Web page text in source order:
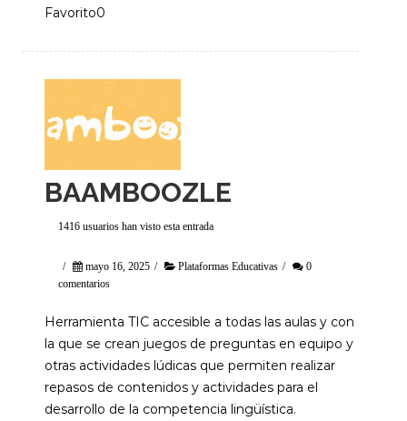
Favorito0
BAAMBOOZLE
1416 usuarios han visto esta entrada
/ mayo 16, 2025 / Plataformas Educativas /
0
comentarios
Herramienta TIC accesible a todas las aulas y con
la que se crean juegos de preguntas en equipo y
otras actividades lúdicas que permiten realizar
repasos de contenidos y actividades para el
desarrollo de la competencia lingüística.